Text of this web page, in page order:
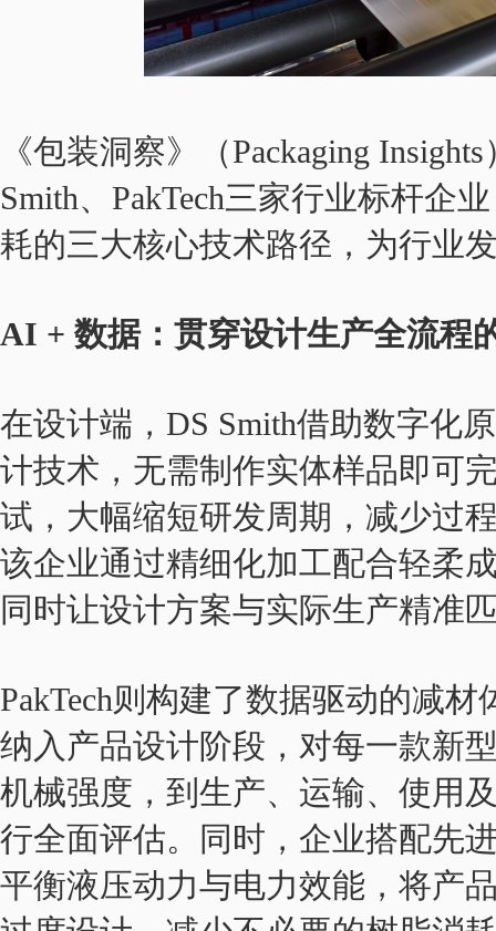
《包装洞察》（Packaging
Smith、PakTech三家行业标杆企
耗的三大核心技术路径，为行业
AI + 数据：贯穿设计生产全流程
在设计端，DS Smith借助数字化
计技术，无需制作实体样品即可
试，大幅缩短研发周期，减少过
该企业通过精细化加工配合轻柔
同时让设计方案与实际生产精准
PakTech则构建了数据驱动的减
纳入产品设计阶段，对每一款新
机械强度，到生产、运输、使用
行全面评估。同时，企业搭配先
平衡液压动力与电力效能，将产